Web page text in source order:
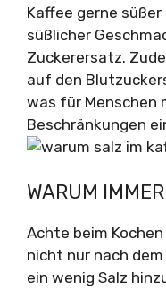
Kaffee gerne
süßlicher
Zuckerersatz.
auf den
was für Menschen
Beschränkungen
WARUM
Achte beim
nicht nur nach
ein wenig Salz